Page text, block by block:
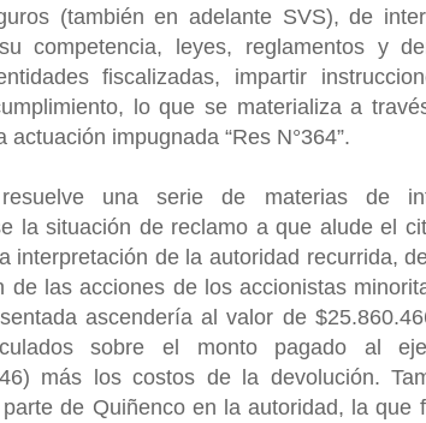
(también en adelante SVS), de
competencia, leyes, reglamentos y
fiscalizadas, impartir
lo que se materializa a
actuación impugnada “Res N°364”.
una serie de materias de
la situación de reclamo a que alude el
interpretación de la autoridad recurrida,
de las acciones de los accionistas
ascendería al valor de
sobre el monto pagado al
más los costos de la devolución.
de Quiñenco en la autoridad, la que